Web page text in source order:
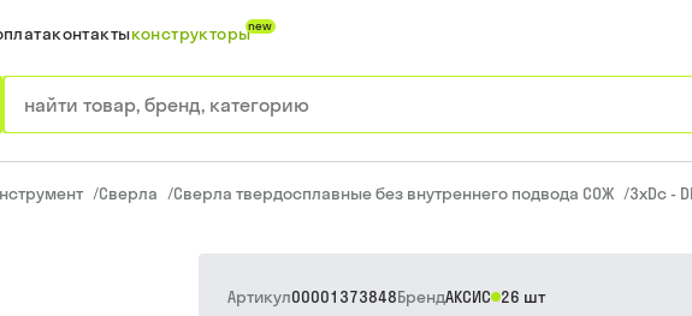
контактыконструкторыnew
/Сверла /Сверла твердосплавные без внутреннего подвода СОЖ /3xDc -
Артикул00001373848БрендАКСИС 26 шт